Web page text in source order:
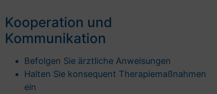
Kooperation und
Kommunikation
Befolgen Sie ärztliche Anweisungen
Halten Sie konsequent Therapiemaßnahmen
ein